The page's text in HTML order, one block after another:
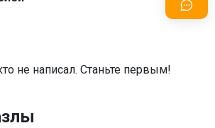
не написал. Станьте первым!